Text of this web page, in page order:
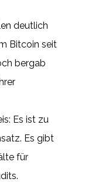
deutlich
Bitcoin seit
bergab
Es ist zu
Es gibt
für